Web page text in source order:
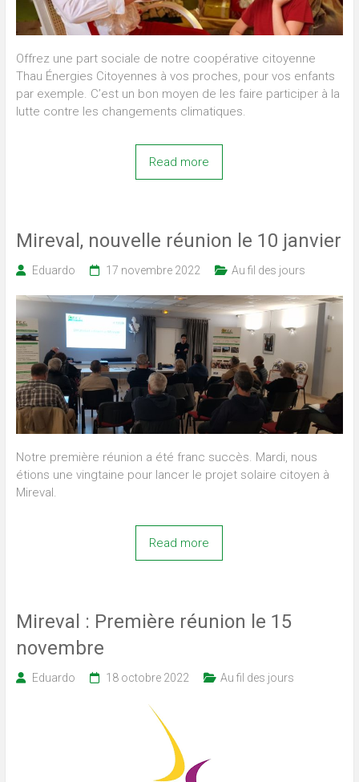
Offrez une part sociale de notre coopérative citoyenne
Thau Énergies Citoyennes à vos proches, pour vos enfants
par exemple. C’est un bon moyen de les faire participer à la
lutte contre les changements climatiques.
Read more
Mireval, nouvelle réunion le 10 janvier
Eduardo 17 novembre 2022 Au fil des jours
Notre première réunion a été franc succès. Mardi, nous
étions une vingtaine pour lancer le projet solaire citoyen à
Mireval.
Read more
Mireval : Première réunion le 15
novembre
Eduardo 18 octobre 2022 Au fil des jours